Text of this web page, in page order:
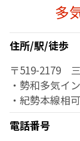
多
住所/駅/徒歩
〒519-2179
・勢和多気イ
・紀勢本線相
電話番号